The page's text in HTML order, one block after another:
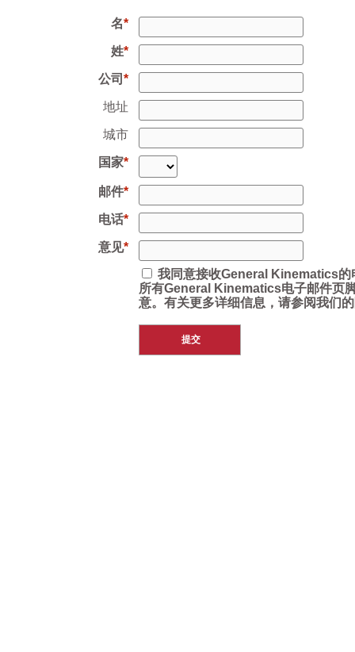
名
姓
公司
地址
城市
国家
邮件
电话
意见
我同意接收General Kinematics的
所有General Kinematics电子邮件页
意。有关更多详细信息，请参阅我们